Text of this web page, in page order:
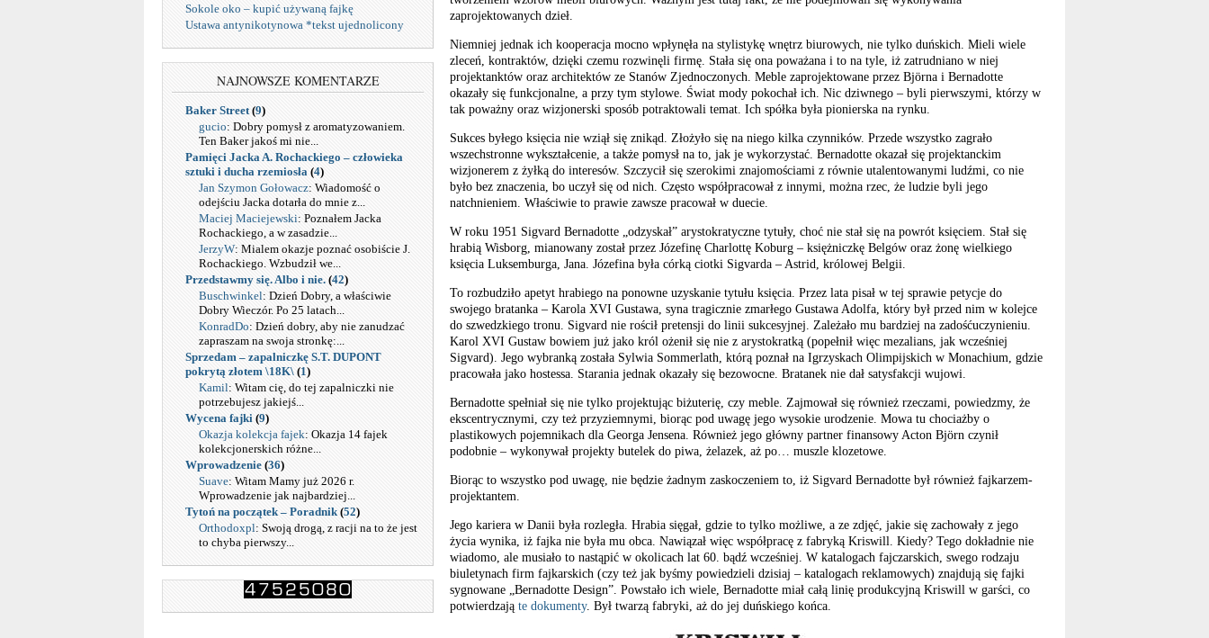
Sokole oko – kupić używaną fajkę
Ustawa antynikotynowa *tekst ujednolicony
NAJNOWSZE KOMENTARZE
Baker Street(9)
gucio: Dobry pomysł z aromatyzowaniem.
Ten Baker jakoś mi nie...
Pamięci Jacka A. Rochackiego – człowieka
sztuki i ducha rzemiosła (4)
Jan Szymon Gołowacz: Wiadomość o
odejściu Jacka dotarła do mnie z...
Maciej Maciejewski: Poznałem Jacka
Rochackiego, a w zasadzie...
JerzyW: Mialem okazje poznać osobiście J.
Rochackiego. Wzbudził we...
Przedstawmy się. Albo i nie. (42)
Buschwinkel: Dzień Dobry, a właściwie
Dobry Wieczór. Po 25 latach...
KonradDo: Dzień dobry, aby nie zanudzać
zapraszam na swoja stronkę:...
Sprzedam – zapalniczkę S.T. DUPONT
pokrytą złotem \18K\ (1)
Kamil: Witam cię, do tej zapalniczki nie
potrzebujesz jakiejś...
Wycena fajki (9)
Okazja kolekcja fajek: Okazja 14 fajek
kolekcjonerskich różne...
Wprowadzenie (36)
Suave: Witam Mamy już 2026 r.
Wprowadzenie jak najbardziej...
Tytoń na początek – Poradnik (52)
Orthodoxpl: Swoją drogą, z racji na to że jest
to chyba pierwszy...
zaprojektowanych dzieł.
Niemniej jednak ich kooperacja mocno wpłynęła na stylistykę wnętrz biurowych, nie tylko duńskich. Mieli wiele
zleceń, kontraktów, dzięki czemu rozwinęli firmę. Stała się ona poważana i to na tyle, iż zatrudniano w niej
projektanktów oraz architektów ze Stanów Zjednoczonych. Meble zaprojektowane przez Björna i Bernadotte
okazały się funkcjonalne, a przy tym stylowe. Świat mody pokochał ich. Nic dziwnego – byli pierwszymi, którzy w
tak poważny oraz wizjonerski sposób potraktowali temat. Ich spółka była pionierska na rynku.
Sukces byłego księcia nie wziął się znikąd. Złożyło się na niego kilka czynników. Przede wszystko zagrało
wszechstronne wykształcenie, a także pomysł na to, jak je wykorzystać. Bernadotte okazał się projektanckim
wizjonerem z żyłką do interesów. Szczycił się szerokimi znajomościami z równie utalentowanymi ludźmi, co nie
było bez znaczenia, bo uczył się od nich. Często współpracował z innymi, można rzec, że ludzie byli jego
natchnieniem. Właściwie to prawie zawsze pracował w duecie.
W roku 1951 Sigvard Bernadotte „odzyskał” arystokratyczne tytuły, choć nie stał się na powrót księciem. Stał się
hrabią Wisborg, mianowany został przez Józefinę Charlottę Koburg – księżniczkę Belgów oraz żonę wielkiego
księcia Luksemburga, Jana. Józefina była córką ciotki Sigvarda – Astrid, królowej Belgii.
To rozbudziło apetyt hrabiego na ponowne uzyskanie tytułu księcia. Przez lata pisał w tej sprawie petycje do
swojego bratanka – Karola XVI Gustawa, syna tragicznie zmarłego Gustawa Adolfa, który był przed nim w kolejce
do szwedzkiego tronu. Sigvard nie rościł pretensji do linii sukcesyjnej. Zależało mu bardziej na zadośćuczynieniu.
Karol XVI Gustaw bowiem już jako król ożenił się nie z arystokratką (popełnił więc mezalians, jak wcześniej
Sigvard). Jego wybranką została Sylwia Sommerlath, którą poznał na Igrzyskach Olimpijskich w Monachium, gdzie
pracowała jako hostessa. Starania jednak okazały się bezowocne. Bratanek nie dał satysfakcji wujowi.
Bernadotte spełniał się nie tylko projektując biżuterię, czy meble. Zajmował się również rzeczami, powiedzmy, że
ekscentrycznymi, czy też przyziemnymi, biorąc pod uwagę jego wysokie urodzenie. Mowa tu chociażby o
plastikowych pojemnikach dla Georga Jensena. Również jego główny partner finansowy Acton Björn czynił
podobnie – wykonywał projekty butelek do piwa, żelazek, aż po… muszle klozetowe.
Biorąc to wszystko pod uwagę, nie będzie żadnym zaskoczeniem to, iż Sigvard Bernadotte był również fajkarzem-
projektantem.
Jego kariera w Danii była rozległa. Hrabia sięgał, gdzie to tylko możliwe, a ze zdjęć, jakie się zachowały z jego
życia wynika, iż fajka nie była mu obca. Nawiązał więc współpracę z fabryką Kriswill. Kiedy? Tego dokładnie nie
wiadomo, ale musiało to nastąpić w okolicach lat 60. bądź wcześniej. W katalogach fajczarskich, swego rodzaju
biuletynach firm fajkarskich (czy też jak byśmy powiedzieli dzisiaj – katalogach reklamowych) znajdują się fajki
sygnowane „Bernadotte Design”. Powstało ich wiele, Bernadotte miał całą linię produkcyjną Kriswill w garści, co
potwierdzają te dokumenty. Był twarzą fabryki, aż do jej duńskiego końca.